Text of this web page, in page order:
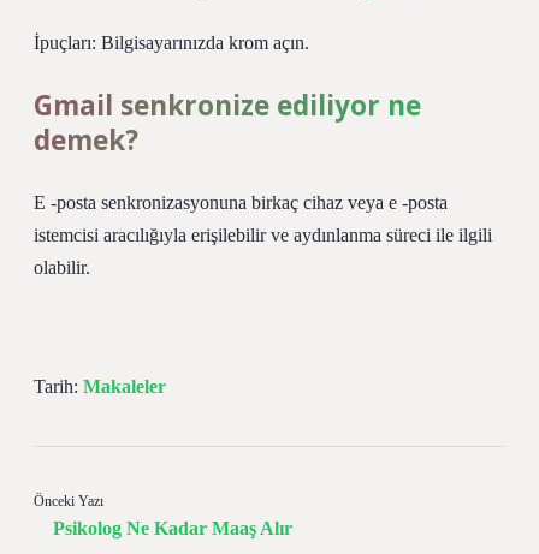
İpuçları: Bilgisayarınızda krom açın.
Gmail senkronize ediliyor ne
demek?
E -posta senkronizasyonuna birkaç cihaz veya e -posta
istemcisi aracılığıyla erişilebilir ve aydınlanma süreci ile ilgili
olabilir.
Tarih: Makaleler
Önceki Yazı
Psikolog Ne Kadar Maaş Alır